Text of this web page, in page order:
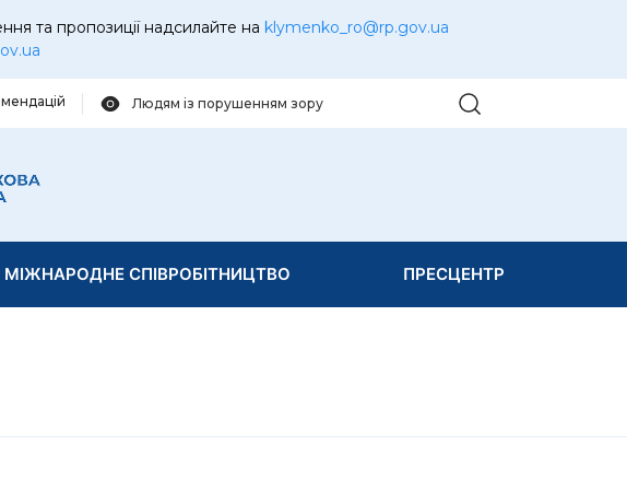
та пропозиції надсилайте на klymenko_ro@rp.gov.ua
Людям із порушенням зору
МІЖНАРОДНЕ СПІВРОБІТНИЦТВО ПРЕСЦЕНТР